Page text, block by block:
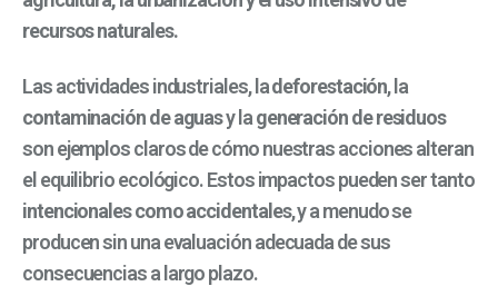
recursos naturales.
Las actividades industriales, ladeforestación, la
contaminación de aguasy lageneración de residuos
son ejemplos claros de cómo nuestras acciones alteran
el equilibrio ecológico. Estos impactos pueden ser tanto
intencionales como accidentales, y a menudo se
producen sin una evaluación adecuada de sus
consecuencias a largo plazo.